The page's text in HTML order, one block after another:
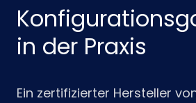
in der Praxis
Ein zertifizierter Hersteller